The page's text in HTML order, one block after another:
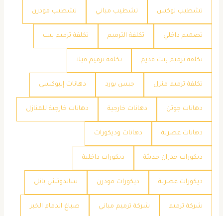
تشطيب لوكس تشطيب مباني تشطيب مودرن
تصميم داخلي تكلفة الترميم تكلفة ترميم بيت
تكلفة ترميم بيت قديم تكلفة ترميم فيلا
تكلفة ترميم منزل جبس بورد دهانات إيبوكسي
دهانات جوتن دهانات خارجية دهانات خارجية للمنازل
دهانات عصرية دهانات وديكورات
ديكورات جدران حديثة ديكورات داخلية
ديكورات عصرية ديكورات مودرن ساندوتش بانل
شركة ترميم شركة ترميم مباني صباغ الدمام الخبر